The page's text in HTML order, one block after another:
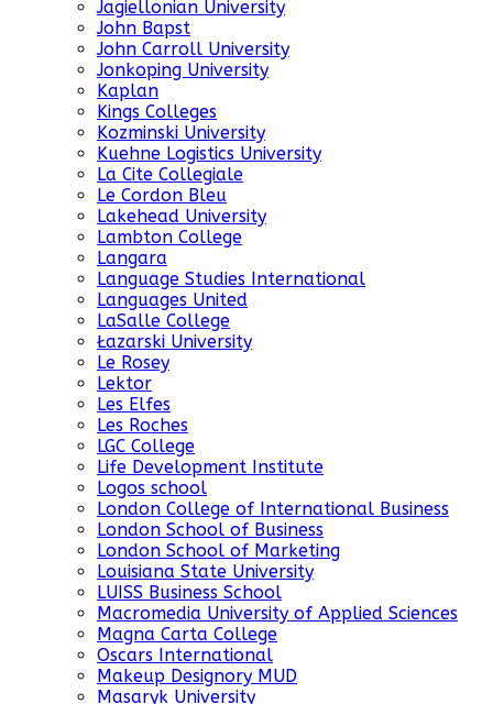
Jagiellonian University
John Bapst
John Carroll University
Jonkoping University
Kaplan
Kings Colleges
Kozminski University
Kuehne Logistics University
La Cite Collegiale
Le Cordon Bleu
Lakehead University
Lambton College
Langara
Language Studies International
Languages United
LaSalle College
Łazarski University
Le Rosey
Lektor
Les Elfes
Les Roches
LGC College
Life Development Institute
Logos school
London College of International Business
London School of Business
London School of Marketing
Louisiana State University
LUISS Business School
Macromedia University of Applied Sciences
Magna Carta College
Oscars International
Makeup Designory MUD
Masaryk University